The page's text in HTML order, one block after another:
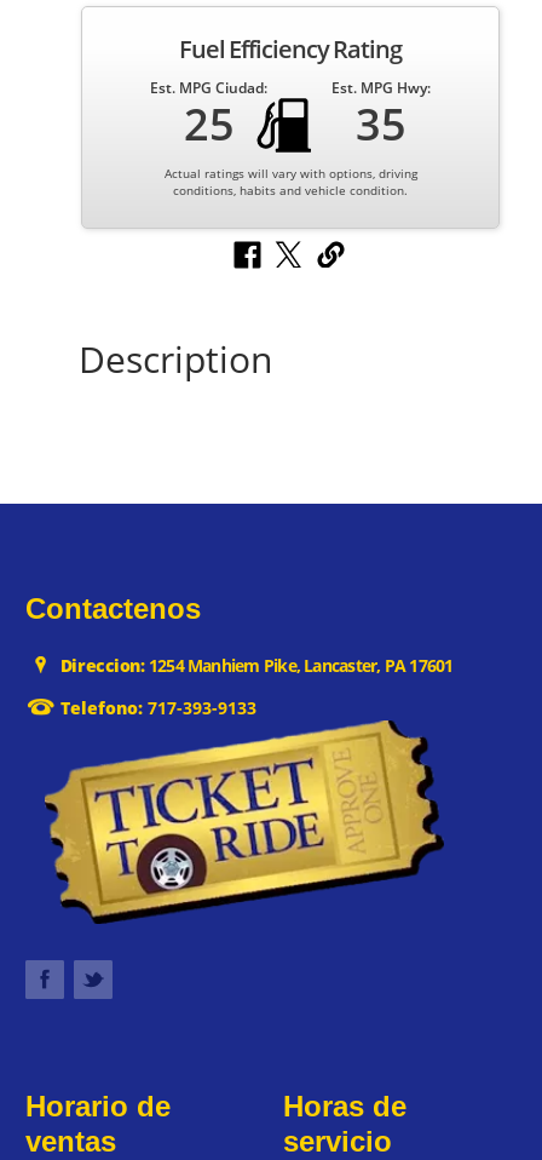
Fuel Efficiency Rating
Est. MPG Ciudad:
25
Est. MPG Hwy:
35
Actual ratings will vary with options, driving
conditions, habits and vehicle condition.
Description
Contactenos
Direccion:1254 Manhiem Pike, Lancaster, PA 17601
Telefono:717-393-9133
Horario de
ventas
Horas de
servicio